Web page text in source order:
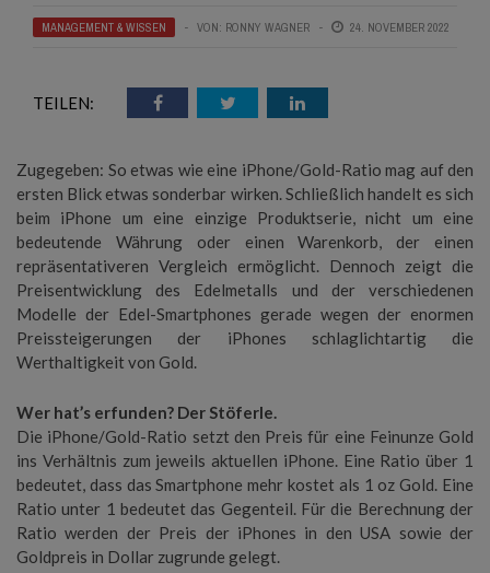
MANAGEMENT & WISSEN VON: RONNY WAGNER 24. NOVEMBER 2022
TEILEN:
Zugegeben: So etwas wie eine iPhone/Gold-Ratio mag auf den
ersten Blick etwas sonderbar wirken. Schließlich handelt es sich
beim iPhone um eine einzige Produktserie, nicht um eine
bedeutende Währung oder einen Warenkorb, der einen
repräsentativeren Vergleich ermöglicht. Dennoch zeigt die
Preisentwicklung des Edelmetalls und der verschiedenen
Modelle der Edel-Smartphones gerade wegen der enormen
Preissteigerungen der iPhones schlaglichtartig die
Werthaltigkeit von Gold.
Wer hat’s erfunden? Der Stöferle.
Die iPhone/Gold-Ratio setzt den Preis für eine Feinunze Gold
ins Verhältnis zum jeweils aktuellen iPhone. Eine Ratio über 1
bedeutet, dass das Smartphone mehr kostet als 1 oz Gold. Eine
Ratio unter 1 bedeutet das Gegenteil. Für die Berechnung der
Ratio werden der Preis der iPhones in den USA sowie der
Goldpreis in Dollar zugrunde gelegt.